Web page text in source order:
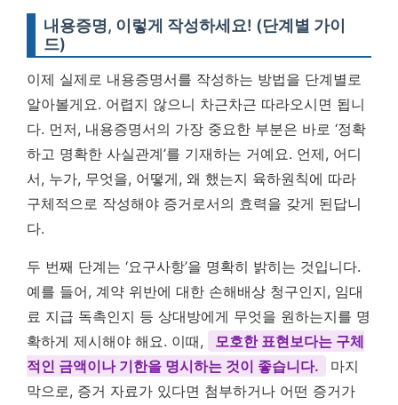
내용증명, 이렇게 작성하세요! (단계별 가이
드)
이제 실제로 내용증명서를 작성하는 방법을 단계별로
알아볼게요. 어렵지 않으니 차근차근 따라오시면 됩니
다. 먼저, 내용증명서의 가장 중요한 부분은 바로 ‘정확
하고 명확한 사실관계’를 기재하는 거예요. 언제, 어디
서, 누가, 무엇을, 어떻게, 왜 했는지 육하원칙에 따라
구체적으로 작성해야 증거로서의 효력을 갖게 된답니
다.
두 번째 단계는 ‘요구사항’을 명확히 밝히는 것입니다.
예를 들어, 계약 위반에 대한 손해배상 청구인지, 임대
료 지급 독촉인지 등 상대방에게 무엇을 원하는지를 명
확하게 제시해야 해요. 이때,
모호한 표현보다는 구체
적인 금액이나 기한을 명시하는 것이 좋습니다.
마지
막으로, 증거 자료가 있다면 첨부하거나 어떤 증거가